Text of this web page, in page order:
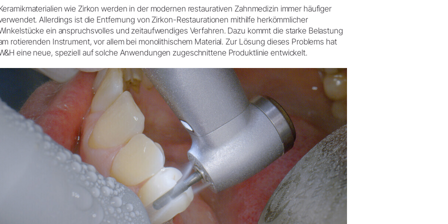
Zubehör
Systemübersicht
W&H AIMS
Dentallabor
Laborgeräte
Hand- & Winkelstücke
Mobiliar
Zubehör
Systemübersicht
Shop
Entsorgungsrichtlinien
wie Zirkon werden in der modernen restaurativen Zahnmedizin immer häufiger
Allerdings ist die Entfernung von Zirkon-Restaurationen mithilfe herkömmlicher
ein anspruchsvolles und zeitaufwendiges Verfahren. Dazu kommt die starke Belastung
rotierenden Instrument, vor allem bei monolithischem Material. Zur Lösung dieses Problems hat
eine neue, speziell auf solche Anwendungen zugeschnittene Produktlinie entwickelt.